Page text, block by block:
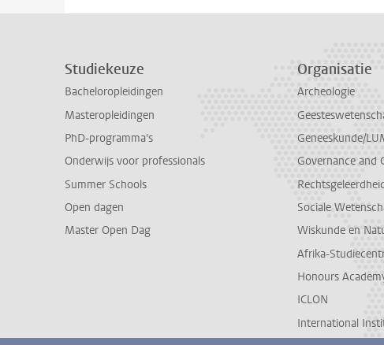
Studiekeuze
Bacheloropleidingen
Masteropleidingen
PhD-programma's
Onderwijs voor professionals
Summer Schools
Open dagen
Master Open Dag
Organisatie
Archeologie
Geneeskunde/
Governance and
Sociale
Wiskunde en
Afrika-
Honours
ICLON
International